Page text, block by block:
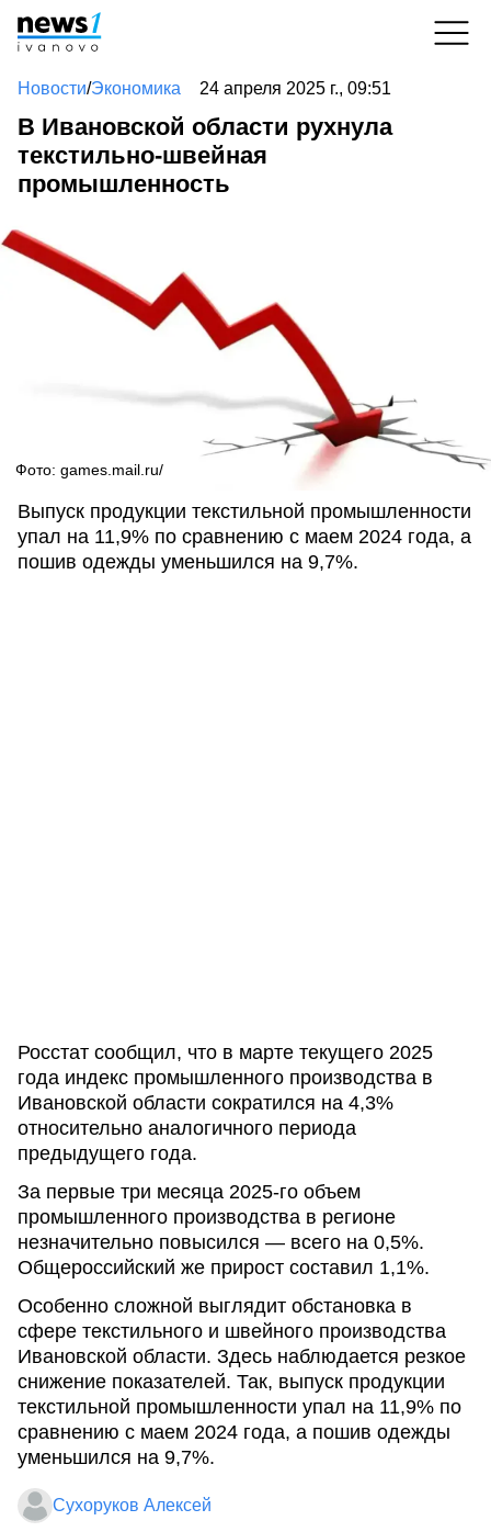
Новости/Экономика 24 апреля 2025 г., 09:51
В Ивановской области рухнула
текстильно-швейная
промышленность
Фото: games.mail.ru/
Выпуск продукции текстильной промышленности
упал на 11,9% по сравнению с маем 2024 года, а
пошив одежды уменьшился на 9,7%.
Росстат сообщил, что в марте текущего 2025
года индекс промышленного производства в
Ивановской области сократился на 4,3%
относительно аналогичного периода
предыдущего года.
За первые три месяца 2025-го объем
промышленного производства в регионе
незначительно повысился — всего на 0,5%.
Общероссийский же прирост составил 1,1%.
Особенно сложной выглядит обстановка в
сфере текстильного и швейного производства
Ивановской области. Здесь наблюдается резкое
снижение показателей. Так, выпуск продукции
текстильной промышленности упал на 11,9% по
сравнению с маем 2024 года, а пошив одежды
уменьшился на 9,7%.
Сухоруков Алексей